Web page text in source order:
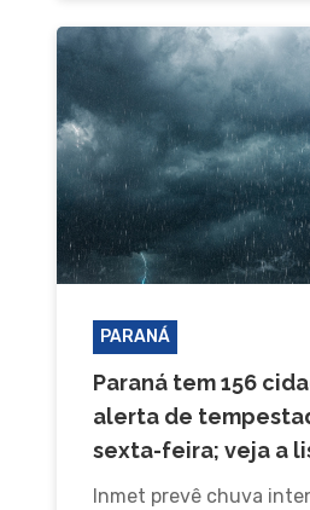
PARANÁ
Paraná tem 156
alerta de
sexta-feira; veja a
Inmet prevê chuva